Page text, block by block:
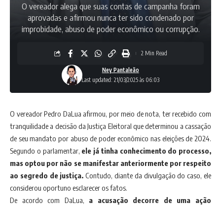
O vereador alega que suas contas de campanha foram
aprovadas e afirmou nunca ter sido condenado por
improbidade, abuso de poder econômico ou corrupção.
Last updated: 21/03/2025 às 06:03
Ney Pantaleão
2 Min Read
O vereador Pedro DaLua afirmou, por meio de nota, ter recebido com
tranquilidade a decisão da Justiça Eleitoral que determinou a cassação
de seu mandato por abuso de poder econômico nas eleições de 2024.
Segundo o parlamentar, ele já tinha conhecimento do processo,
mas optou por não se manifestar anteriormente por respeito
ao segredo de justiça. Contudo, diante da divulgação do caso, ele
considerou oportuno esclarecer os fatos.
De acordo com DaLua, a acusação decorre de uma ação